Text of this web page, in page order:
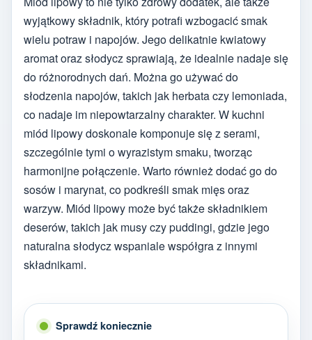
wyjątkowy składnik, który potrafi wzbogacić smak
wielu potraw i napojów. Jego delikatnie kwiatowy
aromat oraz słodycz sprawiają, że idealnie nadaje się
do różnorodnych dań. Można go używać do
słodzenia napojów, takich jak herbata czy lemoniada,
co nadaje im niepowtarzalny charakter. W kuchni
miód lipowy doskonale komponuje się z serami,
szczególnie tymi o wyrazistym smaku, tworząc
harmonijne połączenie. Warto również dodać go do
sosów i marynat, co podkreśli smak mięs oraz
warzyw. Miód lipowy może być także składnikiem
deserów, takich jak musy czy puddingi, gdzie jego
naturalna słodycz wspaniale współgra z innymi
składnikami.
Sprawdź koniecznie